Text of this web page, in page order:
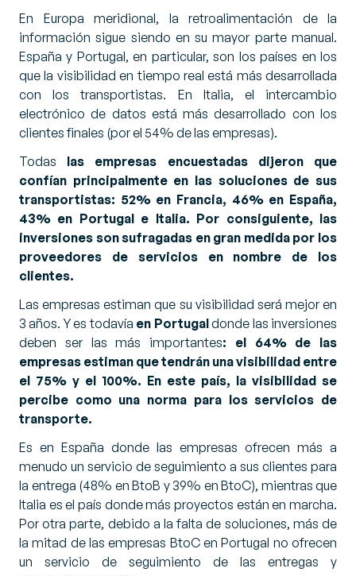
En Europa meridional, la retroalimentación de la
información sigue siendo en su mayor parte manual.
España y Portugal, en particular, son los países en los
que la visibilidad en tiempo real está más desarrollada
con los transportistas. En Italia, el intercambio
electrónico de datos está más desarrollado con los
clientes finales (por el 54% de las empresas).
Todas las empresas encuestadas dijeron que
confían principalmente en las soluciones de sus
transportistas: 52% en Francia, 46% en España,
43% en Portugal e Italia. Por consiguiente, las
inversiones son sufragadas en gran medida por los
proveedores de servicios en nombre de los
clientes.
Las empresas estiman que su visibilidad será mejor en
3 años. Y es todavía en Portugaldonde las inversiones
deben ser las más importantes: el 64% de las
empresas estiman que tendrán una visibilidad entre
el 75% y el 100%. En este país, la visibilidad se
percibe como una norma para los servicios de
transporte.
Es en España donde las empresas ofrecen más a
menudo un servicio de seguimiento a sus clientes para
la entrega (48% en BtoB y 39% en BtoC), mientras que
Italia es el país donde más proyectos están en marcha.
Por otra parte, debido a la falta de soluciones, más de
la mitad de las empresas BtoC en Portugal no ofrecen
un servicio de seguimiento de las entregas y